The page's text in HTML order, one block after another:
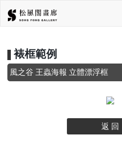
裱框範例
風之谷 王蟲海報 立體漂浮框
返 回